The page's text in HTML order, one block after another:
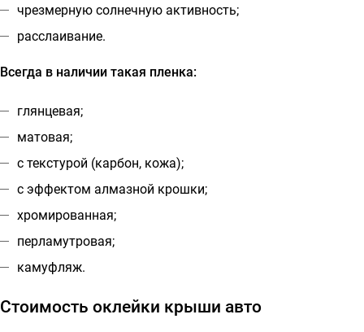
чрезмерную солнечную активность;
расслаивание.
Всегда в наличии такая пленка:
глянцевая;
матовая;
с текстурой (карбон, кожа);
с эффектом алмазной крошки;
хромированная;
перламутровая;
камуфляж.
Стоимость оклейки крыши авто